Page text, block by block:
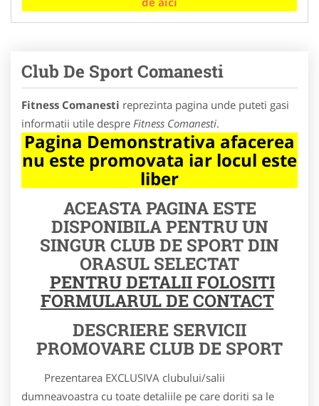
Club De Sport Comanesti
Fitness Comanesti reprezinta pagina unde puteti gasi
informatii utile despre Fitness Comanesti.
Pagina Demonstrativa afacerea
nu este promovata iar locul este
liber
ACEASTA PAGINA ESTE
DISPONIBILA PENTRU UN
SINGUR CLUB DE SPORT DIN
ORASUL SELECTAT
PENTRU DETALII FOLOSITI
FORMULARUL DE CONTACT
DESCRIERE SERVICII
PROMOVARE CLUB DE SPORT
Prezentarea EXCLUSIVA clubului/salii
dumneavoastra cu toate detaliile pe care doriti sa le